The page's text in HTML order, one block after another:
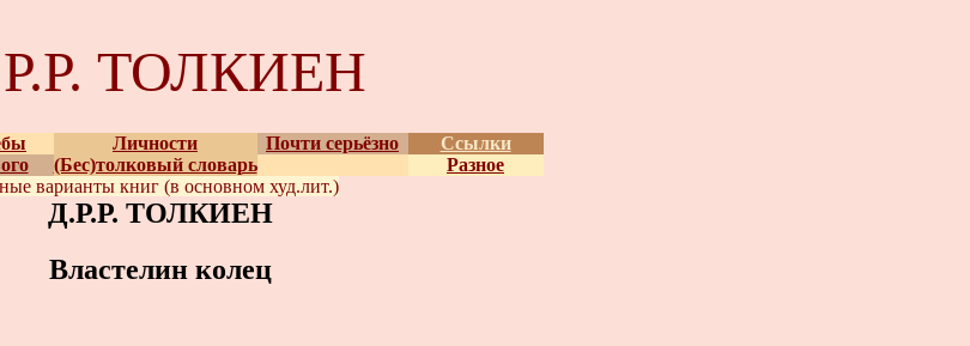
ТОЛКИЕН
Личности Почти серьёзно
Ссылки
(Бес)толковый словарь
Разное
варианты книг (в основном худ.лит.)
Д.Р.Р. ТОЛКИЕН
Властелин колец